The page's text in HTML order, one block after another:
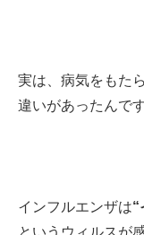
実は、病気をもた
違いがあったんです
インフルエンザは“